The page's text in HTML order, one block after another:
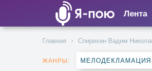
Лента
Главная Спирихин Вадим
ЖАНРЫ: МЕЛОДЕКЛАМАЦИЯ